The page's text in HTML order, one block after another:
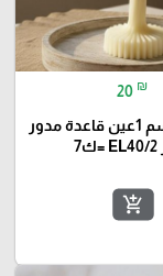
20 ₪
شمعة 20سم 1عين قاعدة مدور
add_shopping_cart